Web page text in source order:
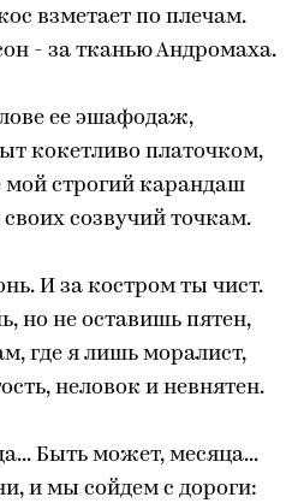
взметает по плечам.
- за тканью Андромаха.
ее эшафодаж,
кокетливо платочком,
мой строгий карандаш
созвучий точкам.
И за костром ты чист.
но не оставишь пятен,
где я лишь моралист,
неловок и невнятен.
Быть может, месяца...
и мы сойдем с дороги: